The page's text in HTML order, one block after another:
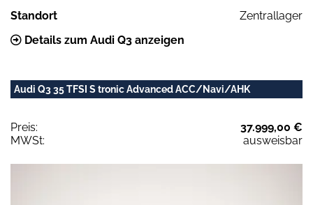
Standort
Zentrallager
Details zum Audi Q3 anzeigen
Audi Q3 35 TFSI S tronic Advanced ACC/Navi/AHK
Preis:
37.999,00 €
MWSt:
ausweisbar